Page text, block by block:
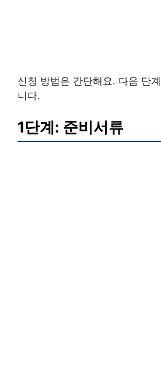
신청 방법은 간단해요. 다음 단
니다.
1단계: 준비서류